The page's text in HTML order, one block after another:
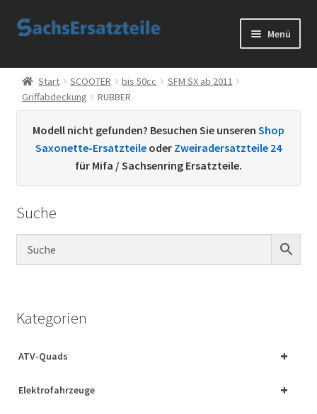
Zur
Zum
Menü
Start
AGB
Datenschutzerklärung
Kontakt
Sachs Ersatzteile
Über uns
Start SCOOTER bis 50cc
SFM SX ab 2011
Griffabdeckung
RUBBER
Modell nicht gefunden? Besuchen Sie unseren Shop
Saxonette-Ersatzteile oder Zweiradersatzteile 24
für Mifa / Sachsenring Ersatzteile.
Suche
Kategorien
+
ATV-Quads
+
Elektrofahrzeuge